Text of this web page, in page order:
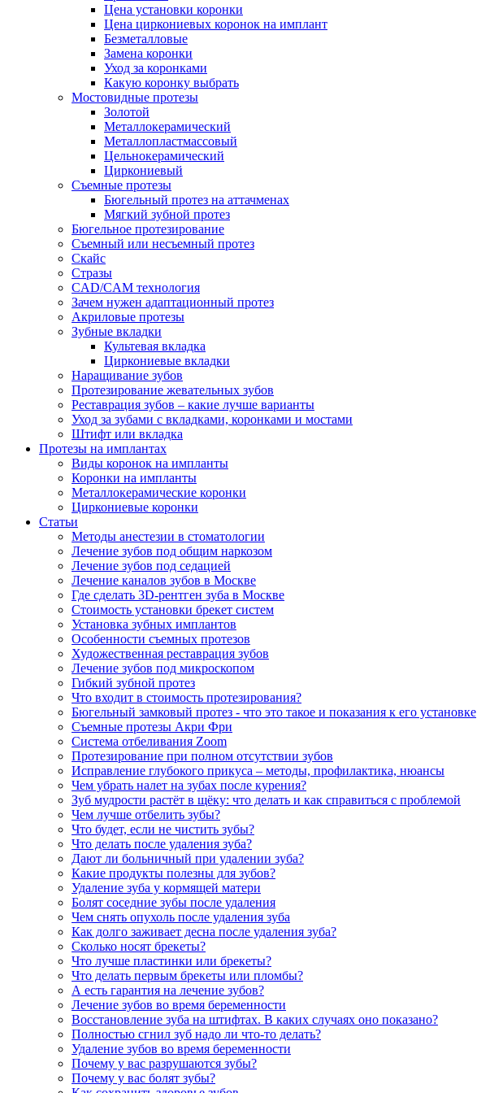
Цена установки коронки
Цена циркониевых коронок на имплант
Безметалловые
Замена коронки
Уход за коронками
Какую коронку выбрать
Мостовидные протезы
Золотой
Металлокерамический
Металлопластмассовый
Цельнокерамический
Циркониевый
Съемные протезы
Бюгельный протез на аттачменах
Мягкий зубной протез
Бюгельное протезирование
Съемный или несъемный протез
Скайс
Стразы
CAD/CAM технология
Зачем нужен адаптационный протез
Акриловые протезы
Зубные вкладки
Культевая вкладка
Циркониевые вкладки
Наращивание зубов
Протезирование жевательных зубов
Реставрация зубов – какие лучше варианты
Уход за зубами с вкладками, коронками и мостами
Штифт или вкладка
Протезы на имплантах
Виды коронок на импланты
Коронки на импланты
Металлокерамические коронки
Циркониевые коронки
Статьи
Методы анестезии в стоматологии
Лечение зубов под общим наркозом
Лечение зубов под седацией
Лечение каналов зубов в Москве
Где сделать 3D-рентген зуба в Москве
Стоимость установки брекет систем
Установка зубных имплантов
Особенности съемных протезов
Художественная реставрация зубов
Лечение зубов под микроскопом
Гибкий зубной протез
Что входит в стоимость протезирования?
Бюгельный замковый протез - что это такое и показания к его установке
Съемные протезы Акри Фри
Система отбеливания Zoom
Протезирование при полном отсутствии зубов
Исправление глубокого прикуса – методы, профилактика, нюансы
Чем убрать налет на зубах после курения?
Зуб мудрости растёт в щёку: что делать и как справиться с проблемой
Чем лучше отбелить зубы?
Что будет, если не чистить зубы?
Что делать после удаления зуба?
Дают ли больничный при удалении зуба?
Какие продукты полезны для зубов?
Удаление зуба у кормящей матери
Болят соседние зубы после удаления
Чем снять опухоль после удаления зуба
Как долго заживает десна после удаления зуба?
Сколько носят брекеты?
Что лучше пластинки или брекеты?
Что делать первым брекеты или пломбы?
А есть гарантия на лечение зубов?
Лечение зубов во время беременности
Восстановление зуба на штифтах. В каких случаях оно показано?
Полностью сгнил зуб надо ли что-то делать?
Удаление зубов во время беременности
Почему у вас разрушаются зубы?
Почему у вас болят зубы?